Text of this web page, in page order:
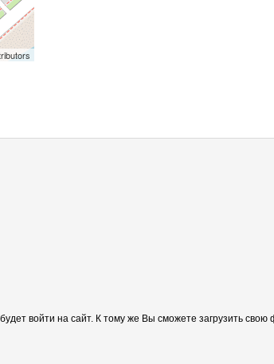
войти на сайт. К тому же Вы сможете загрузить